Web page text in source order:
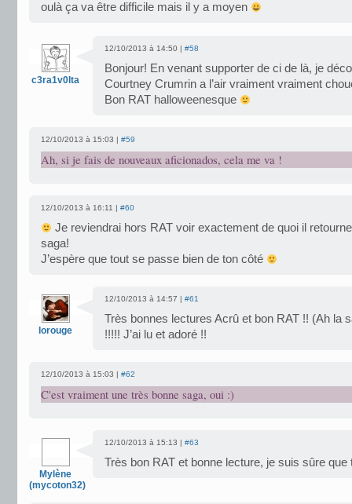
oulà ça va être difficile mais il y a moyen
c3ra1v0lta
12/10/2013 à 14:50 | #58
Bonjour! En venant supporter de ci de là, je
Courtney Crumrin a l’air vraiment vraiment
Bon RAT halloweenesque
12/10/2013 à 15:03 | #59
Ah, si je fais de nouveaux aficionados, cela me va !
12/10/2013 à 16:11 | #60
Je reviendrai hors RAT voir exactement de quoi il
saga!
J’espère que tout se passe bien de ton côté
lorouge
12/10/2013 à 14:57 | #61
Très bonnes lectures Acrû et bon RAT !! (Ah la
!!!!! J’ai lu et adoré !!
12/10/2013 à 15:03 | #62
C'est vraiment une très bonne saga, oui :)
Mylène
(mycoton32)
12/10/2013 à 15:13 | #63
Très bon RAT et bonne lecture, je suis sûre que